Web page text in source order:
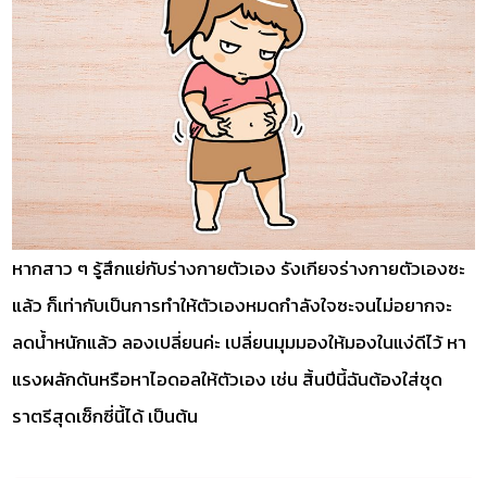
หากสาว ๆ รู้สึกแย่กับร่างกายตัวเอง รังเกียจร่างกายตัวเองซะ
แล้ว ก็เท่ากับเป็นการทำให้ตัวเองหมดกำลังใจซะจนไม่อยากจะ
ลดน้ำหนักแล้ว ลองเปลี่ยนค่ะ เปลี่ยนมุมมองให้มองในแง่ดีไว้ หา
แรงผลักดันหรือหาไอดอลให้ตัวเอง เช่น สิ้นปีนี้ฉันต้องใส่ชุด
ราตรีสุดเซ็กซี่นี้ได้ เป็นต้น